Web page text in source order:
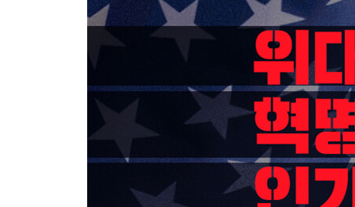
동물 실험 vs 환자 안전, FDA와의 이견
4장. 연방 예산 절감과 기업 제국의 청사진
자율주행과 로봇의 규제 완화
우주 산업에서의 영향력 강화
AI 자동화와 공공 서비스 인력 대체
뇌-컴퓨터 인터페이스 기술과 의료 혁신
5장. DOGE와 정부 혁신, 그리고 위기